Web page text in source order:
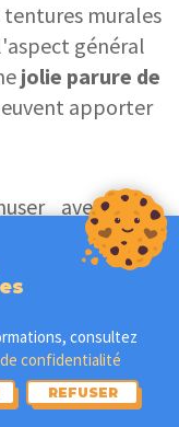
tentures murales
général
jolie parure de
apporter
avecles
nœuds,
chambre vous
consultez
confidentialité
REFUSER